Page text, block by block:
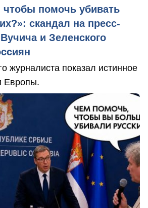
чтобы помочь убивать
скандал на пресс-
и Зеленского
журналиста показал истинное
Европы.